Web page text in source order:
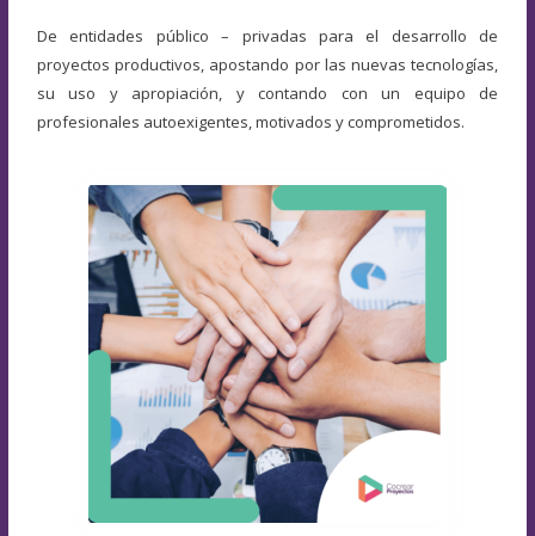
De entidades público – privadas para el desarrollo de
proyectos productivos, apostando por las nuevas tecnologías,
su uso y apropiación, y contando con un equipo de
profesionales autoexigentes, motivados y comprometidos.